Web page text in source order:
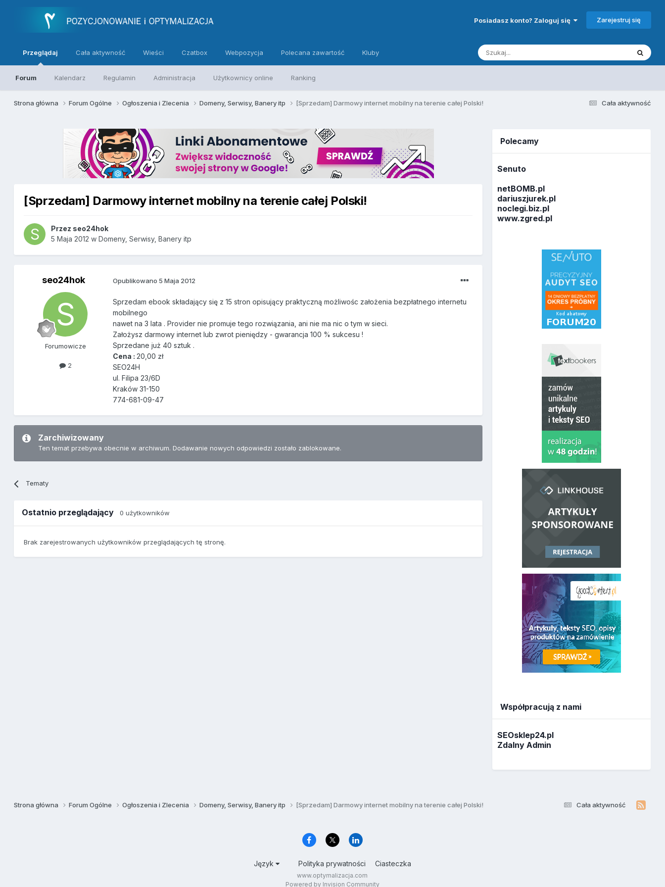
Posiadasz konto? Zaloguj się Zarejestruj się
Przeglądaj
Forum Kalendarz Regulamin Administracja Użytkownicy online Ranking
Cała aktywność Wieści Czatbox Webpozycja Polecana zawartość Kluby
Cała aktywność
Strona główna Forum Ogólne Ogłoszenia i Zlecenia Domeny, Serwisy, Banery itp [Sprzedam] Darmowy internet mobilny na terenie całej Polski!
[Sprzedam] Darmowy internet mobilny na terenie całej Polski!
Przez seo24hok
5 Maja 2012 wDomeny, Serwisy, Banery itp
seo24hok
Forumowicze
2
Opublikowano 5 Maja 2012
Sprzedam ebook składający się z 15 stron opisujący praktyczną możliwośc założenia bezpłatnego internetu
mobilnego
nawet na 3 lata . Provider nie promuje tego rozwiązania, ani nie ma nic o tym w sieci.
Założysz darmowy internet lub zwrot pieniędzy - gwarancja 100 % sukcesu !
Sprzedane już 40 sztuk .
Cena :20,00 zł
SEO24H
ul. Filipa 23/6D
Kraków 31-150
774-681-09-47
Zarchiwizowany
Ten temat przebywa obecnie w archiwum. Dodawanie nowych odpowiedzi zostało zablokowane.
Tematy
Ostatnio przeglądający0 użytkowników
Brak zarejestrowanych użytkowników przeglądających tę stronę.
Polecamy
Senuto
netBOMB.pl
dariuszjurek.pl
noclegi.biz.pl
www.zgred.pl
Współpracują z nami
SEOsklep24.pl
Zdalny Admin
Cała aktywność
Strona główna Forum Ogólne Ogłoszenia i Zlecenia Domeny, Serwisy, Banery itp [Sprzedam] Darmowy internet mobilny na terenie całej Polski!
Język Polityka prywatności Ciasteczka
www.optymalizacja.com
Powered by Invision Community